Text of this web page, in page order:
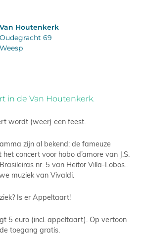
Van Houtenkerk
Oudegracht 69
Weesp
in de Van Houtenkerk.
wordt (weer) een feest.
zijn al bekend: de fameuze
concert voor hobo d’amore van J.S.
nr. 5 van Heitor Villa-Lobos..
muziek van Vivaldi.
Is er Appeltaart!
5 euro (incl. appeltaart). Op vertoon
toegang gratis.